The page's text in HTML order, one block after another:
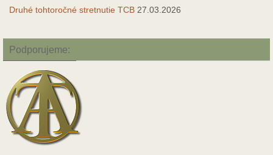
Druhé tohtoročné stretnutie TCB 27.03.2026
Podporujeme: